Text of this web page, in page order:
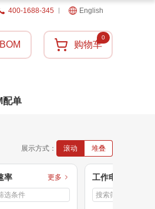
400-1688-345 English
购物车
0
配单
展示方式： 滚动 堆叠
率 更多 工作电压